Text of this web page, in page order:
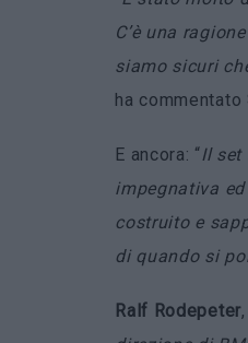
C’è una
siamo sicuri
ha commentato
E ancora: “Il set
impegnativa
costruito e
di quando si
Ralf Rodepeter